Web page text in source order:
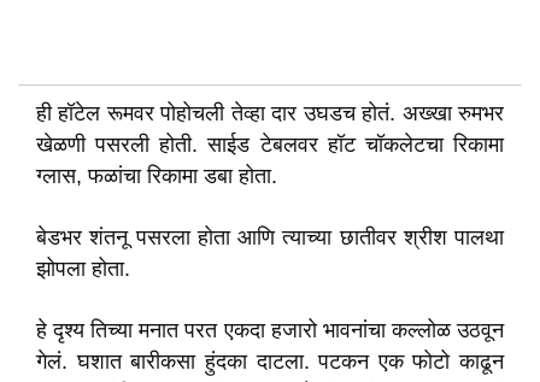
ही हॉटेल रूमवर पोहोचली तेव्हा दार उघडच होतं. अख्खा रुमभर
खेळणी पसरली होती. साईड टेबलवर हॉट चॉकलेटचा रिकामा
ग्लास, फळांचा रिकामा डबा होता.
बेडभर शंतनू पसरला होता आणि त्याच्या छातीवर श्रीश पालथा
झोपला होता.
हे दृश्य तिच्या मनात परत एकदा हजारो भावनांचा कल्लोळ उठवून
गेलं. घशात बारीकसा हुंदका दाटला. पटकन एक फोटो काढून